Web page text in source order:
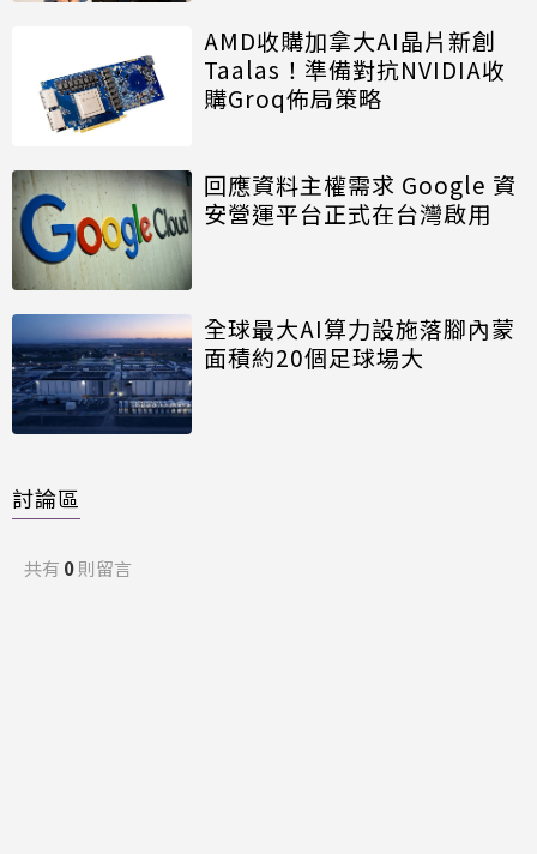
AMD收購加拿大AI晶片新創
Taalas！準備對抗NVIDIA收
購Groq佈局策略
回應資料主權需求 Google 資
安營運平台正式在台灣啟用
全球最大AI算力設施落腳內蒙
面積約20個足球場大
討論區
共有 0則留言